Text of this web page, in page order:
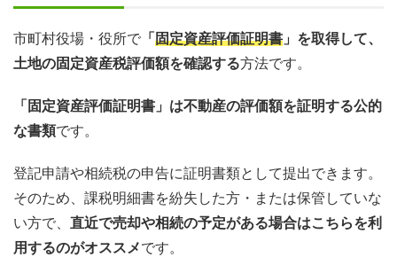
市町村役場・役所で 「 固定資産評価証明書 」を取得して、
土地の固定資産税評価額を確認する方法です。
「固定資産評価証明書」は不動産の評価額を証明する公的
な書類です。
登記申請や相続税の申告に証明書類として提出できます。
そのため、課税明細書を紛失した方・または保管していな
い方で、 直近で売却や相続の予定がある場合はこちらを利
用するのがオススメです。